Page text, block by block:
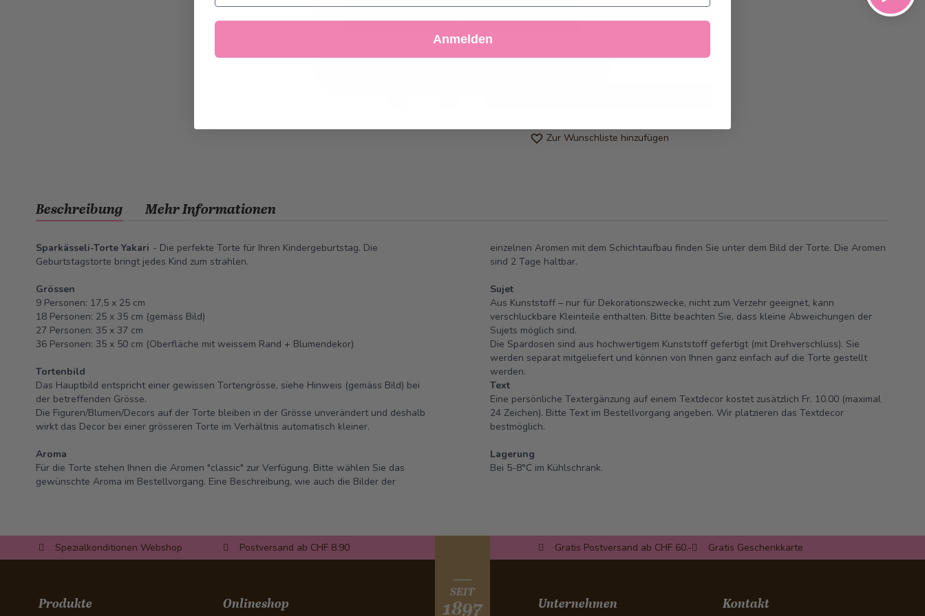
Kann frühstens ab
Zur Wunschliste hinzufügen
Beschreibung
Sparkässeli-Torte Yakari - Die perfekte Torte für Ihren Kindergeburtstag. Die
Geburtstagstorte bringt jedes Kind zum strahlen.
Grössen
9 Personen: 17,5 x 25 cm
18 Personen: 25 x 35 cm (gemäss Bild)
27 Personen: 35 x 37 cm
36 Personen: 35 x 50 cm (Oberfläche mit weissem Rand + Blumendekor)
Tortenbild
Das Hauptbild entspricht einer gewissen Tortengrösse, siehe Hinweis (gemäss Bild) bei
der betreffenden Grösse.
Die Figuren/Blumen/Decors auf der Torte bleiben in der Grösse unverändert und deshalb
wirkt das Decor bei einer grösseren Torte im Verhältnis automatisch kleiner.
Aroma
Für die Torte stehen Ihnen die Aromen "classic" zur Verfügung. Bitte wählen Sie das
gewünschte Aroma im Bestellvorgang. Eine Beschreibung, wie auch die Bilder der
einzelnen Aromen mit dem Schichtaufbau finden Sie unter dem Bild der Torte. Die Aromen
sind 2 Tage haltbar.
Sujet
Aus Kunststoff – nur für Dekorationszwecke, nicht zum Verzehr geeignet, kann
verschluckbare Kleinteile enthalten. Bitte beachten Sie, dass kleine Abweichungen der
Sujets möglich sind.
Die Spardosen sind aus hochwertigem Kunststoff gefertigt (mit Drehverschluss). Sie
werden separat mitgeliefert und können von Ihnen ganz einfach auf die Torte gestellt
werden.
Text
Eine persönliche Textergänzung auf einem Textdecor kostet zusätzlich Fr. 10.00 (maximal
24 Zeichen). Bitte Text im Bestellvorgang angeben. Wir platzieren das Textdecor
bestmöglich.
Lagerung
Bei 5-8°C im Kühlschrank.
Mehr Informationen
Spezialkonditionen Webshop Postversand ab CHF 8.90 Gratis Postversand ab CHF 60.- Gratis Geschenkkarte
SEIT
1897
Produkte Onlineshop Unternehmen Kontakt
Akzeptieren
Einstellungen anpassen
Anmelden